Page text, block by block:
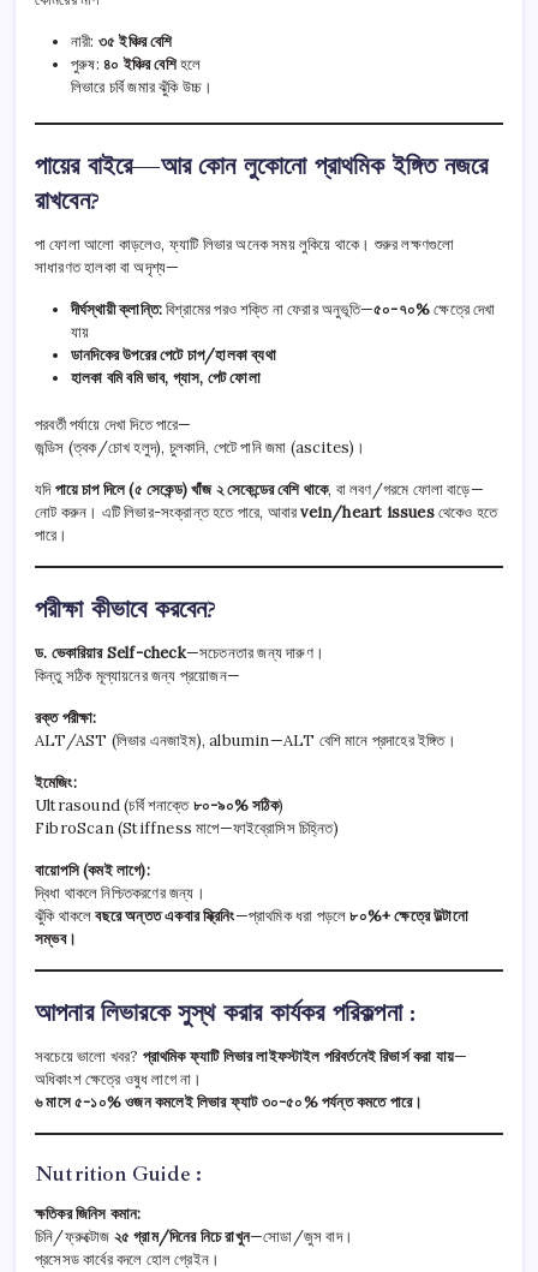
নারী: ৩৫ ইঞ্চির বেশি
পুরুষ: ৪০ ইঞ্চির বেশিহলে
লিভারে চর্বি জমার ঝুঁকি উচ্চ।
পায়ের বাইরে—আর কোন লুকোনো প্রাথমিক ইঙ্গিত নজরে
রাখবেন?
পা ফোলা আলো কাড়লেও, ফ্যাটি লিভার অনেক সময় লুকিয়ে থাকে। শুরুর লক্ষণগুলো
সাধারণত হালকা বা অদৃশ্য—
দীর্ঘস্থায়ী ক্লান্তি:বিশ্রামের পরও শক্তি না ফেরার অনুভূতি—৫০-৭০%ক্ষেত্রে দেখা
যায়
ডানদিকের উপরের পেটে চাপ/হালকা ব্যথা
হালকা বমি বমি ভাব, গ্যাস, পেট ফোলা
পরবর্তী পর্যায়ে দেখা দিতে পারে—
জন্ডিস (ত্বক/চোখ হলুদ), চুলকানি, পেটে পানি জমা (ascites)।
যদিপায়ে চাপ দিলে (৫ সেকেন্ড) খাঁজ ২ সেকেন্ডের বেশি থাকে, বা লবণ/গরমে ফোলা বাড়ে—
নোট করুন। এটি লিভার-সংক্রান্ত হতে পারে, আবারvein/heart issuesথেকেও হতে
পারে।
পরীক্ষা কীভাবে করবেন?
ড. ভেকারিয়ার Self-check—সচেতনতার জন্য দারুণ।
কিন্তু সঠিক মূল্যায়নের জন্য প্রয়োজন—
রক্ত পরীক্ষা:
ALT/AST (লিভার এনজাইম), albumin—ALT বেশি মানে প্রদাহের ইঙ্গিত।
ইমেজিং:
Ultrasound (চর্বি শনাক্তে৮০-৯০% সঠিক)
FibroScan (Stiffness মাপে—ফাইব্রোসিস চিহ্নিত)
বায়োপসি (কমই লাগে):
দ্বিধা থাকলে নিশ্চিতকরণের জন্য।
ঝুঁকি থাকলেবছরে অন্তত একবার স্ক্রিনিং—প্রাথমিক ধরা পড়লে৮০%+ ক্ষেত্রে উল্টানো
সম্ভব।
আপনার লিভারকে সুস্থ করার কার্যকর পরিকল্পনা :
সবচেয়ে ভালো খবর? প্রাথমিক ফ্যাটি লিভার লাইফস্টাইল পরিবর্তনেই রিভার্স করা যায়—
অধিকাংশ ক্ষেত্রে ওষুধ লাগে না।
৬ মাসে ৫-১০% ওজন কমলেই লিভার ফ্যাট ৩০-৫০% পর্যন্ত কমতে পারে।
Nutrition Guide :
ক্ষতিকর জিনিস কমান:
চিনি/ফ্রুক্টোজ ২৫ গ্রাম/দিনের নিচে রাখুন—সোডা/জুস বাদ।
প্রসেসড কার্বের বদলে হোল গ্রেইন।